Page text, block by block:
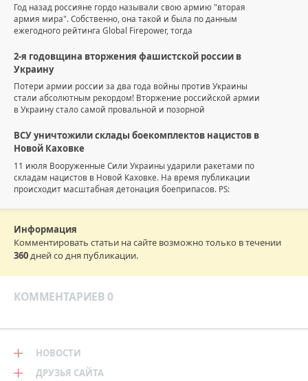
Год назад россияне гордо называли свою армию "вторая
армия мира". Собственно, она такой и была по данным
ежегодного рейтинга Global Firepower, тогда
2-я годовщина вторжения фашистской россии в
Украину
Потери армии россии за два года войны против Украины
стали абсолютным рекордом! Вторжение российской армии
в Украину стало самой провальной и позорной
ВСУ уничтожили склады боекомплектов нацистов в
Новой Каховке
11 июля Вооруженные Сили Украины ударили ракетами по
складам нацистов в Новой Каховке. На время публикации
происходит масштабная детонация боеприпасов. PS:
Информация
Комментировать статьи на сайте возможно только в течении
360дней со дня публикации.
КОММЕНТАРИЕВ 0
НОВОСТИ
ДРУЗЬЯ САЙТА